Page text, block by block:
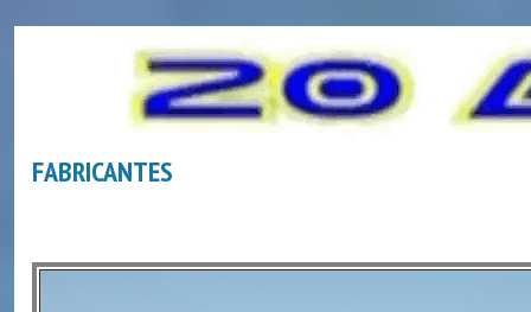
FABRICANTES